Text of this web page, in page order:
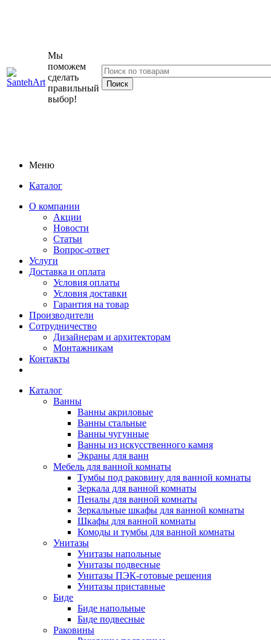
Мы
поможем
сделать
правильный
выбор!
Меню
Каталог
О компании
Акции
Новости
Статьи
Вопрос-ответ
Услуги
Доставка и оплата
Условия оплаты
Условия доставки
Гарантия на товар
Производители
Сотрудничество
Дизайнерам и архитекторам
Монтажникам
Контакты
Каталог
Ванны
Ванны акриловые
Ванны стальные
Ванны чугунные
Ванны из искусственного камня
Экраны для ванн
Мебель для ванной комнаты
Тумбы под раковину для ванной комнаты
Зеркала для ванной комнаты
Пеналы для ванной комнаты
Зеркальные шкафы для ванной комнаты
Шкафы для ванной комнаты
Комоды и тумбы для ванной комнаты
Унитазы
Унитазы напольные
Унитазы подвесные
Унитазы ПЭК-готовые решения
Унитазы приставные
Биде
Биде напольные
Биде подвесные
Раковины